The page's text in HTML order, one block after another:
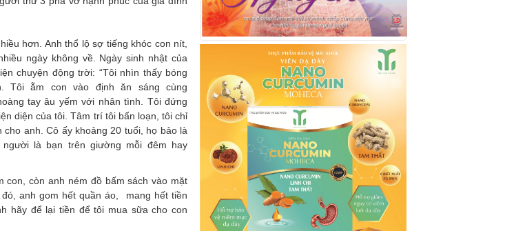
hơn. Anh thổ lộ sợ tiếng khóc con nít,
ngày không về. Ngày sinh nhật của
chuyện động trời: “Tôi nhìn thấy bóng
Tôi ẵm con vào định ăn sáng cùng
tay âu yếm với nhân tình. Tôi đứng
diện của tôi. Tâm trí tôi bấn loạn, tôi chỉ
anh. Cô ấy khoảng 20 tuổi, họ bảo là
là bạn trên giường mỗi đêm hay
con, còn anh ném đồ bấm sách vào mặt
anh gom hết quần áo, mang hết tiền
hãy để lại tiền để tôi mua sữa cho con